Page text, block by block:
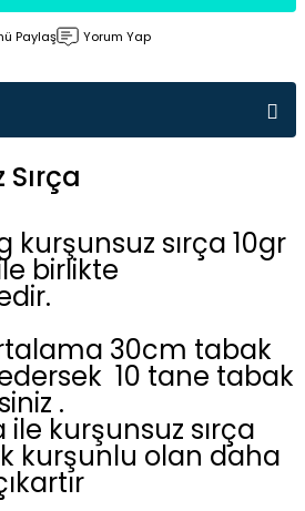
Paylaş Yorum Yap
kurşunsuz sırça 10gr
birlikte
30cm tabak
10 tane tabak
.
ile kurşunsuz sırça
kurşunlu olan daha